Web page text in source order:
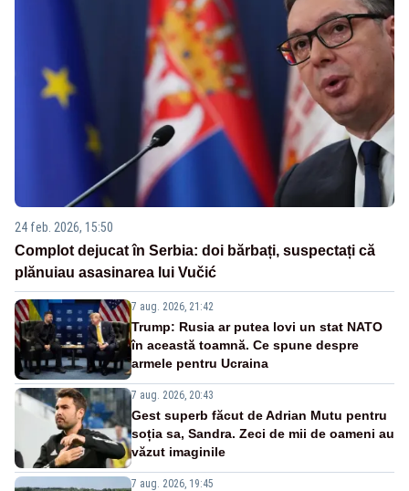
24 feb. 2026, 15:50
Complot dejucat în Serbia: doi bărbați, suspectați că
plănuiau asasinarea lui Vučić
7 aug. 2026, 21:42
Trump: Rusia ar putea lovi un stat NATO
în această toamnă. Ce spune despre
armele pentru Ucraina
7 aug. 2026, 20:43
Gest superb făcut de Adrian Mutu pentru
soția sa, Sandra. Zeci de mii de oameni au
văzut imaginile
7 aug. 2026, 19:45